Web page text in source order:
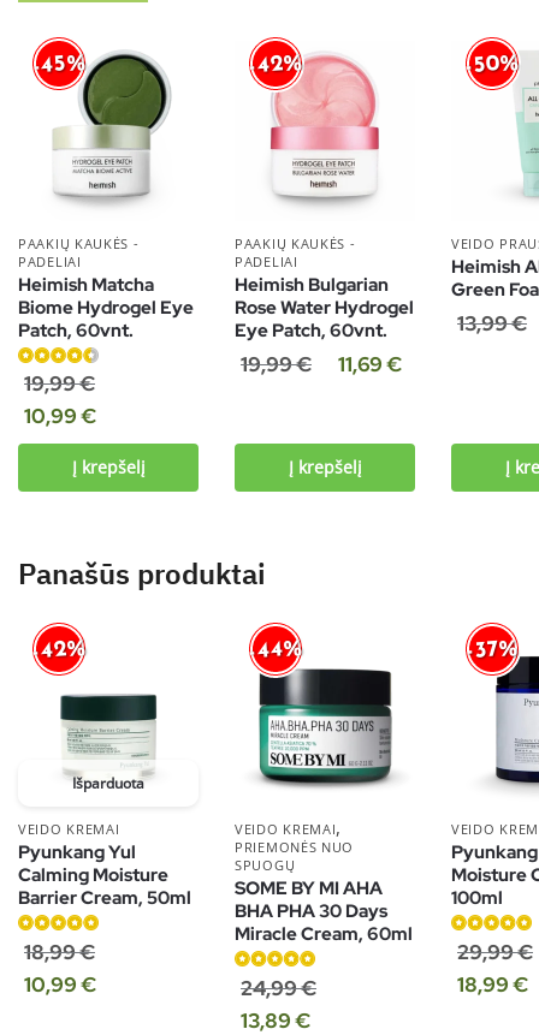
-45%
PAAKIŲ KAUKĖS -
PADELIAI
Heimish Matcha
Biome Hydrogel Eye
Patch, 60vnt.
Įvertinimas:
19,99€
10,99€
Į krepšelį
-42%
PAAKIŲ KAUKĖS -
PADELIAI
Heimish Bulgarian
Rose Water Hydrogel
Eye Patch, 60vnt.
19,99€ 11,69€
Į krepšelį
-50%
VEIDO
Heimish
Green
13,99€
Į
Panašūs produktai
-42%
Išparduota
VEIDO KREMAI
Pyunkang Yul
Calming Moisture
Barrier Cream, 50ml
Įvertinimas:
5.00
18,99€
10,99€
-44%
VEIDO KREMAI,
PRIEMONĖS NUO
SPUOGŲ
SOME BY MI AHA
BHA PHA 30 Days
Miracle Cream, 60ml
Įvertinimas:
iš 5
24,99€
13,89€
-37%
VEIDO
Moisture
100ml
Įvertinimas:
iš 5
29,99€
18,99€